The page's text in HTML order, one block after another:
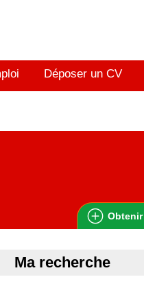
Déposer un CV
Obtenir
Ma recherche